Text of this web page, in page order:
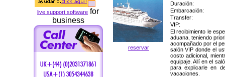
live support software for
business
reservar
Duración:
Embarcación:
Transfer:
VIP:
El recibimiento le
aduana, teniendo
acompañado por el
salón VIP donde el
costo adicional,
equipaje. Allí en el
para explicarle en
vacaciones.